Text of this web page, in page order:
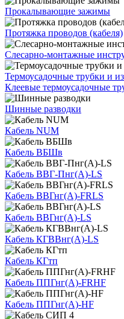
Прокалывающие зажимы
Протяжка проводов (кабеля)
Слесарно-монтажные
Термоусадочные трубки и
Клеевые термоусадочные
Шинные разводки
Кабель NUM
Кабель ВБШв
Кабель ВВГ-Пнг(А)-LS
Кабель ВВГнг(А)-FRLS
Кабель ВВГнг(А)-LS
Кабель КГВВнг(А)-LS
Кабель КГтп
Кабель ППГнг(А)-FRHF
Кабель ППГнг(А)-HF